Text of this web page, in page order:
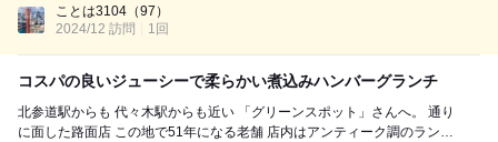
いていてサッパリ...
ことは3104 （97）
2024/12 訪問
1回
コスパの良いジューシーで柔らかい煮込みハンバーグランチ
北参道駅からも 代々木駅からも近い 「グリーンスポット」さんへ。 通り
に面した路面店 この地で51年になる老舗 店内はアンティーク調のランプ